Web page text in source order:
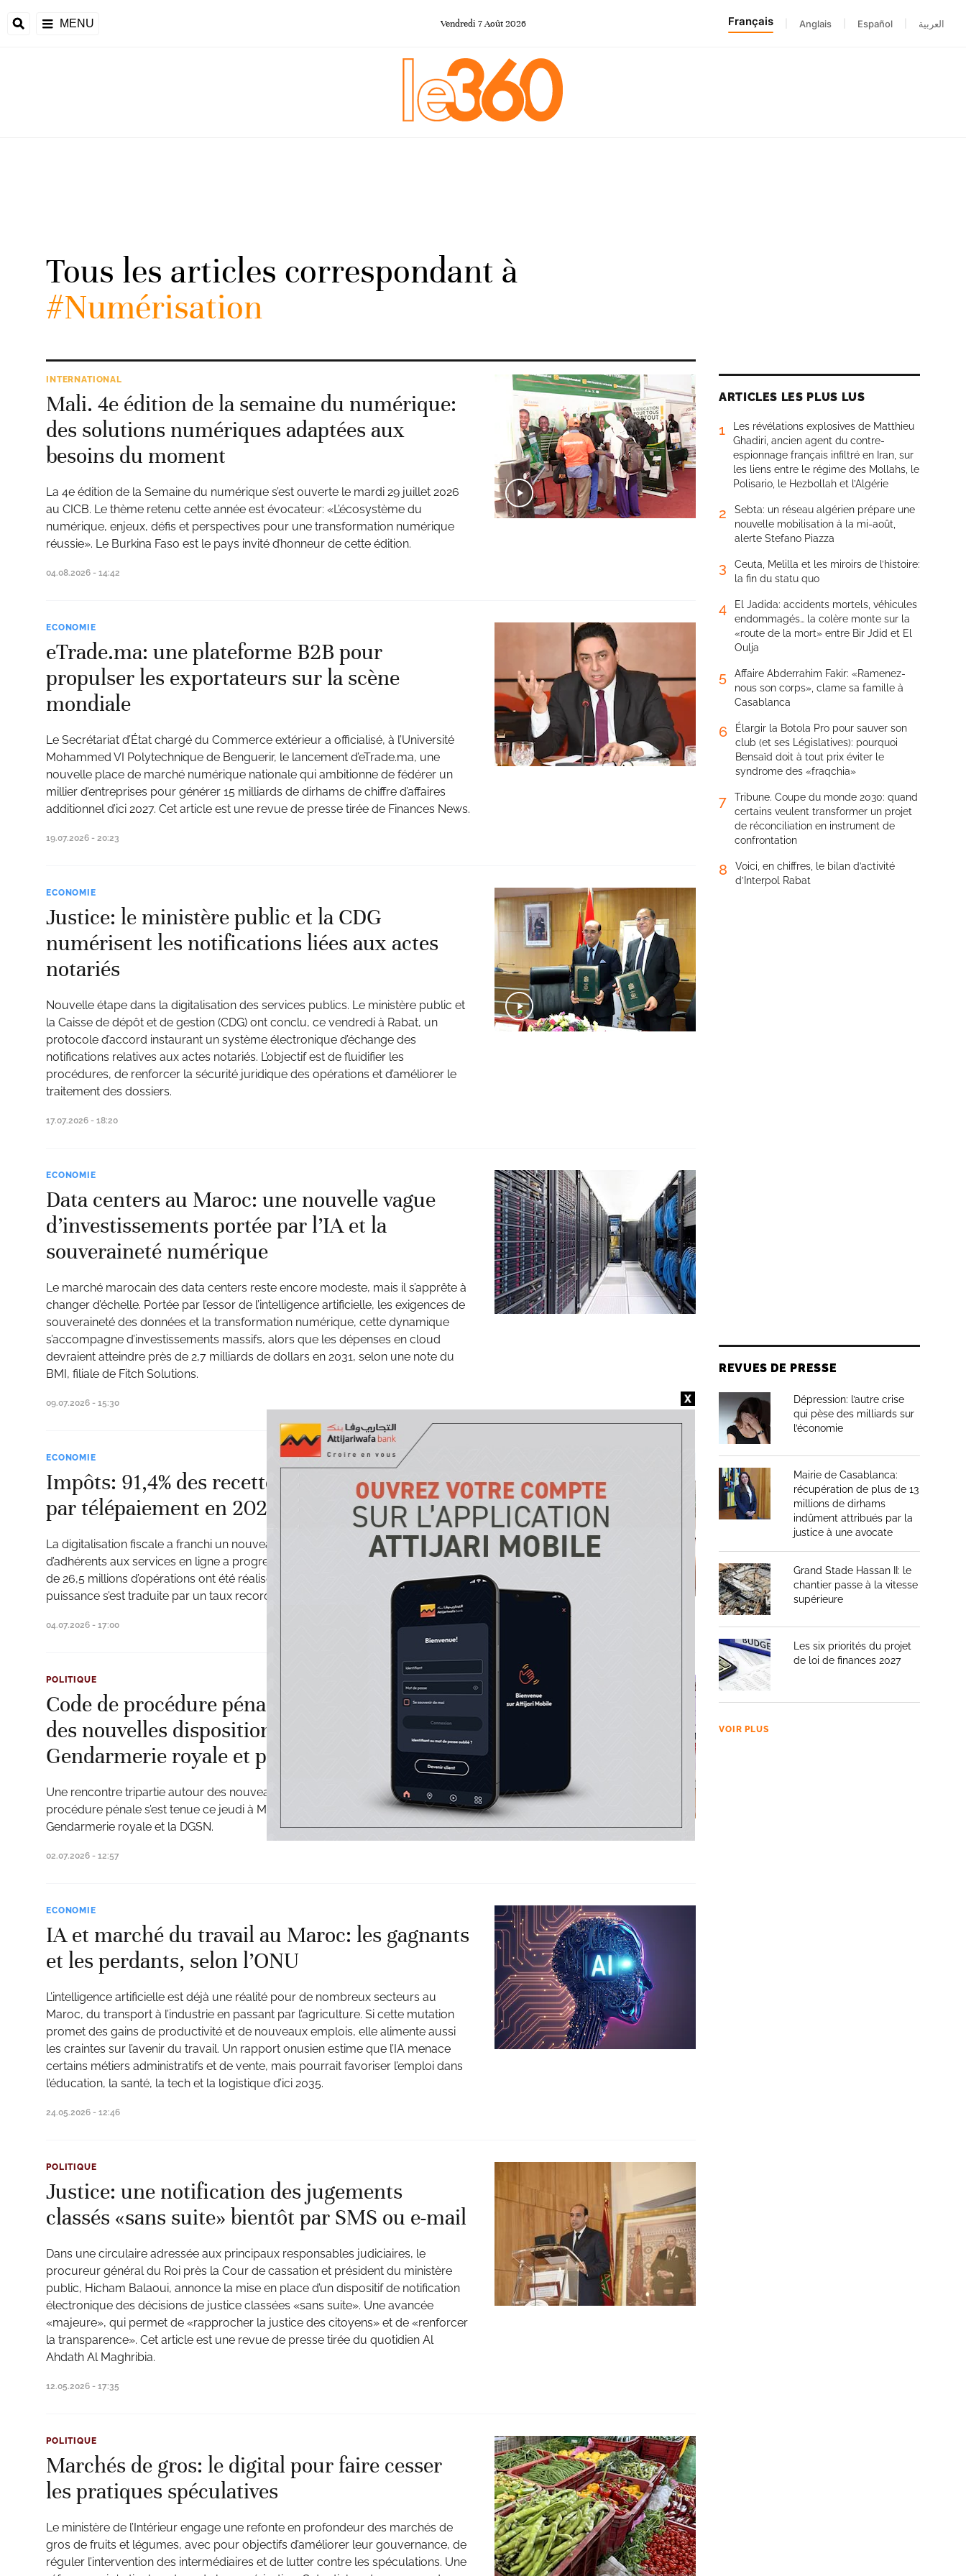
MENU Vendredi 7Août 2026 Français Anglais Español العربية
Tous les articles correspondant à
#Numérisation
INTERNATIONAL
Mali. 4e édition de la semaine du numérique:
des solutions numériques adaptées aux
besoins du moment
La 4e édition de la Semaine du numérique s’est ouverte le mardi 29 juillet 2026
au CICB. Le thème retenu cette année est évocateur: «L’écosystème du
numérique, enjeux, défis et perspectives pour une transformation numérique
réussie». Le Burkina Faso est le pays invité d’honneur de cette édition.
04.08.2026 - 14:42
ECONOMIE
eTrade.ma: une plateforme B2B pour
propulser les exportateurs sur la scène
mondiale
Le Secrétariat d’État chargé du Commerce extérieur a officialisé, à l’Université
Mohammed VI Polytechnique de Benguerir, le lancement d’eTrade.ma, une
nouvelle place de marché numérique nationale qui ambitionne de fédérer un
millier d’entreprises pour générer 15 milliards de dirhams de chiffre d’affaires
additionnel d’ici 2027. Cet article est une revue de presse tirée de Finances News.
19.07.2026 - 20:23
ECONOMIE
Justice: le ministère public et la CDG
numérisent les notifications liées aux actes
notariés
Nouvelle étape dans la digitalisation des services publics. Le ministère public et
la Caisse de dépôt et de gestion (CDG) ont conclu, ce vendredi à Rabat, un
protocole d’accord instaurant un système électronique d’échange des
notifications relatives aux actes notariés. L’objectif est de fluidifier les
procédures, de renforcer la sécurité juridique des opérations et d’améliorer le
traitement des dossiers.
17.07.2026 - 18:20
ECONOMIE
Data centers au Maroc: une nouvelle vague
d’investissements portée par l’IA et la
souveraineté numérique
Le marché marocain des data centers reste encore modeste, mais il s’apprête à
changer d’échelle. Portée par l’essor de l’intelligence artificielle, les exigences de
souveraineté des données et la transformation numérique, cette dynamique
s’accompagne d’investissements massifs, alors que les dépenses en cloud
devraient atteindre près de 2,7 milliards de dollars en 2031, selon une note du
BMI, filiale de Fitch Solutions.
09.07.2026 - 15:30
ECONOMIE
Impôts: 91,4% des recettes fiscales encaissées
par télépaiement en 2025
La digitalisation fiscale a franchi un nouveau cap au Maroc en 2025. Le nombre
d’adhérents aux services en ligne a progressé de 15% en un an, tandis que plus
de 26,5 millions d’opérations ont été réalisées à distance. Cette montée en
puissance s’est traduite par un taux record de 91,4% des impôts télépayés.
04.07.2026 - 17:00
POLITIQUE
Code de procédure pénale: l’harmonisation
des nouvelles dispositions réunit DGSN,
Gendarmerie royale et parquet général
Une rencontre tripartie autour des nouveaux mécanismes du Code de
procédure pénale s’est tenue ce jeudi à Marrakech entre le parquet général, la
Gendarmerie royale et la DGSN.
02.07.2026 - 12:57
ECONOMIE
IA et marché du travail au Maroc: les gagnants
et les perdants, selon l’ONU
L’intelligence artificielle est déjà une réalité pour de nombreux secteurs au
Maroc, du transport à l’industrie en passant par l’agriculture. Si cette mutation
promet des gains de productivité et de nouveaux emplois, elle alimente aussi
les craintes sur l’avenir du travail. Un rapport onusien estime que l’IA menace
certains métiers administratifs et de vente, mais pourrait favoriser l’emploi dans
l’éducation, la santé, la tech et la logistique d’ici 2035.
24.05.2026 - 12:46
POLITIQUE
Justice: une notification des jugements
classés «sans suite» bientôt par SMS ou e-mail
Dans une circulaire adressée aux principaux responsables judiciaires, le
procureur général du Roi près la Cour de cassation et président du ministère
public, Hicham Balaoui, annonce la mise en place d’un dispositif de notification
électronique des décisions de justice classées «sans suite». Une avancée
«majeure», qui permet de «rapprocher la justice des citoyens» et de «renforcer
la transparence». Cet article est une revue de presse tirée du quotidien Al
Ahdath Al Maghribia.
12.05.2026 - 17:35
POLITIQUE
Marchés de gros: le digital pour faire cesser
les pratiques spéculatives
Le ministère de l’Intérieur engage une refonte en profondeur des marchés de
gros de fruits et légumes, avec pour objectifs d’améliorer leur gouvernance, de
réguler l’intervention des intermédiaires et de lutter contre les spéculations. Une
ARTICLES LES PLUS LUS
1
Les révélations explosives de Matthieu
Ghadiri, ancien agent du contre-
espionnage français infiltré en Iran, sur
les liens entre le régime des Mollahs, le
Polisario, le Hezbollah et l’Algérie
2
Sebta: un réseau algérien prépare une
nouvelle mobilisation à la mi-août,
alerte Stefano Piazza
3
Ceuta, Melilla et les miroirs de l’histoire:
la fin du statu quo
4
El Jadida: accidents mortels, véhicules
endommagés… la colère monte sur la
«route de la mort» entre Bir Jdid et El
Oulja
5
Affaire Abderrahim Fakir: «Ramenez-
nous son corps», clame sa famille à
Casablanca
6
Élargir la Botola Pro pour sauver son
club (et ses Législatives): pourquoi
Bensaïd doit à tout prix éviter le
syndrome des «fraqchia»
7
Tribune. Coupe du monde 2030: quand
certains veulent transformer un projet
de réconciliation en instrument de
confrontation
8
Voici, en chiffres, le bilan d’activité
d’Interpol Rabat
REVUES DE PRESSE
Dépression: l’autre crise
qui pèse des milliards sur
l’économie
Mairie de Casablanca:
récupération de plus de 13
millions de dirhams
indûment attribués par la
justice à une avocate
Grand Stade Hassan II: le
chantier passe à la vitesse
supérieure
Les six priorités du projet
de loi de finances 2027
VOIR PLUS